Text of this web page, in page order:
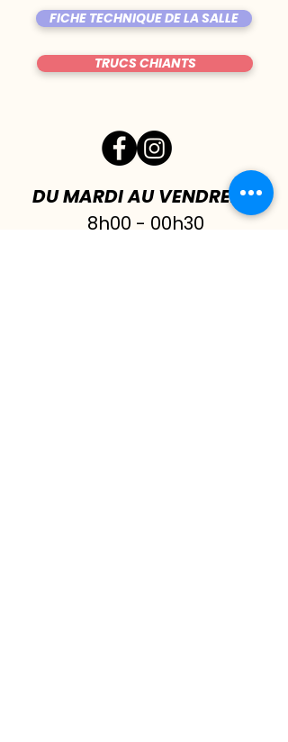
FICHE TECHNIQUE DE LA SALLE
TRUCS CHIANTS
DU MARDI AU VENDREDI|
8h00 - 00h30